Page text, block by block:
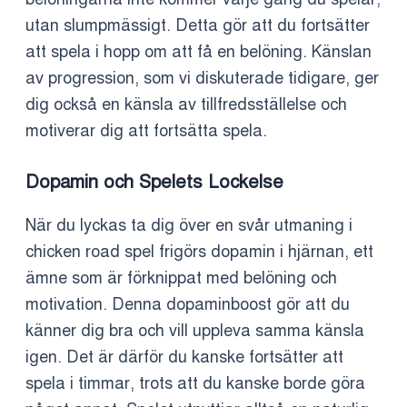
utan slumpmässigt. Detta gör att du fortsätter
att spela i hopp om att få en belöning. Känslan
av progression, som vi diskuterade tidigare, ger
dig också en känsla av tillfredsställelse och
motiverar dig att fortsätta spela.
Dopamin och Spelets Lockelse
När du lyckas ta dig över en svår utmaning i
chicken road spel frigörs dopamin i hjärnan, ett
ämne som är förknippat med belöning och
motivation. Denna dopaminboost gör att du
känner dig bra och vill uppleva samma känsla
igen. Det är därför du kanske fortsätter att
spela i timmar, trots att du kanske borde göra